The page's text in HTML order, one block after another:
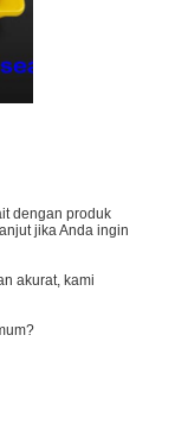
dengan produk
jika Anda ingin
akurat, kami